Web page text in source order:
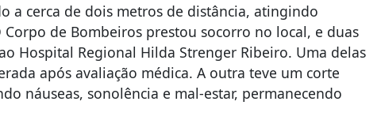
a cerca de dois metros de distância, atingindo
Corpo de Bombeiros prestou socorro no local, e duas
Hospital Regional Hilda Strenger Ribeiro. Uma delas
após avaliação médica. A outra teve um corte
náuseas, sonolência e mal-estar, permanecendo